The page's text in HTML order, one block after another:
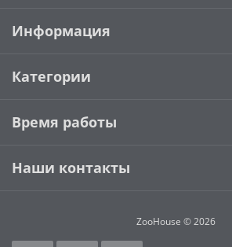
Информация
Категории
Время работы
Наши контакты
ZooHouse © 2026